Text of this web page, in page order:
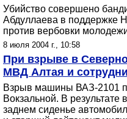
Убийство совершено
Абдуллаева в поддержке
против вербовки
8 июля 2004 г., 10:58
При взрыве в
МВД Алтая и
Взрыв машины ВАЗ-2101
Вокзальной. В
заднем сиденье